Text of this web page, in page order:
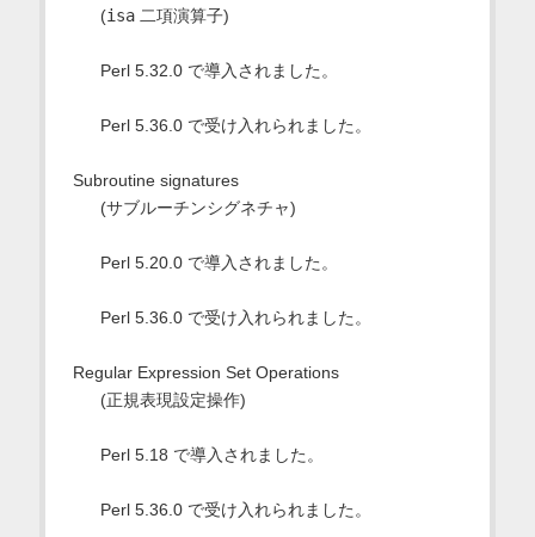
(isa二項演算子)
Perl 5.32.0 で導入されました。
Perl 5.36.0 で受け入れられました。
Subroutine signatures
(サブルーチンシグネチャ)
Perl 5.20.0 で導入されました。
Perl 5.36.0 で受け入れられました。
Regular Expression Set Operations
(正規表現設定操作)
Perl 5.18 で導入されました。
Perl 5.36.0 で受け入れられました。